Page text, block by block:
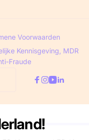
Voorwaarden
Kennisgeving, MDR
Fraude